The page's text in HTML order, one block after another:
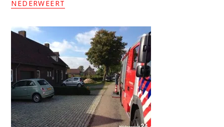
NEDERWEERT